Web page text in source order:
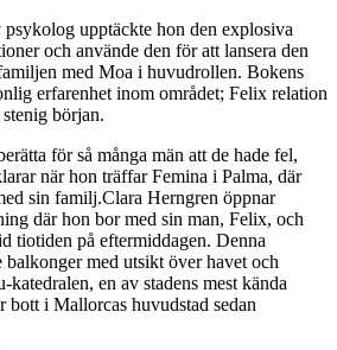
upptäckte hon den explosiva
och använde den för att lansera den
med Moa i huvudrollen. Bokens
erfarenhet inom området; Felix relation
början.
för så många män att de hade fel,
när hon träffar Femina i Palma, där
sin familj.Clara Herngren öppnar
där hon bor med sin man, Felix, och
tiotiden på eftermiddagen. Denna
balkonger med utsikt över havet och
en av stadens mest kända
bott i Mallorcas huvudstad sedan